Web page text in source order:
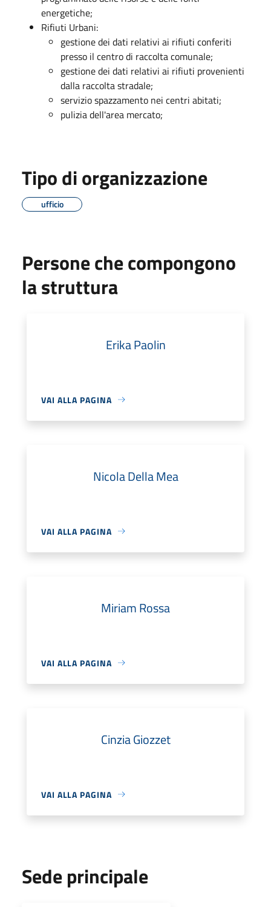
energetiche;
Rifiuti Urbani:
gestione dei dati relativi ai rifiuti conferiti
presso il centro di raccolta comunale;
gestione dei dati relativi ai rifiuti provenienti
dalla raccolta stradale;
servizio spazzamento nei centri abitati;
pulizia dell'area mercato;
Tipo di organizzazione
ufficio
Persone che compongono
la struttura
Erika Paolin
VAI ALLA PAGINA
Nicola Della Mea
VAI ALLA PAGINA
Miriam Rossa
VAI ALLA PAGINA
Cinzia Giozzet
VAI ALLA PAGINA
Sede principale